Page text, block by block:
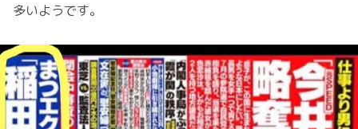
多いようです。